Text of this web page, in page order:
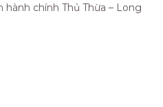
chính Thủ Thừa – Long